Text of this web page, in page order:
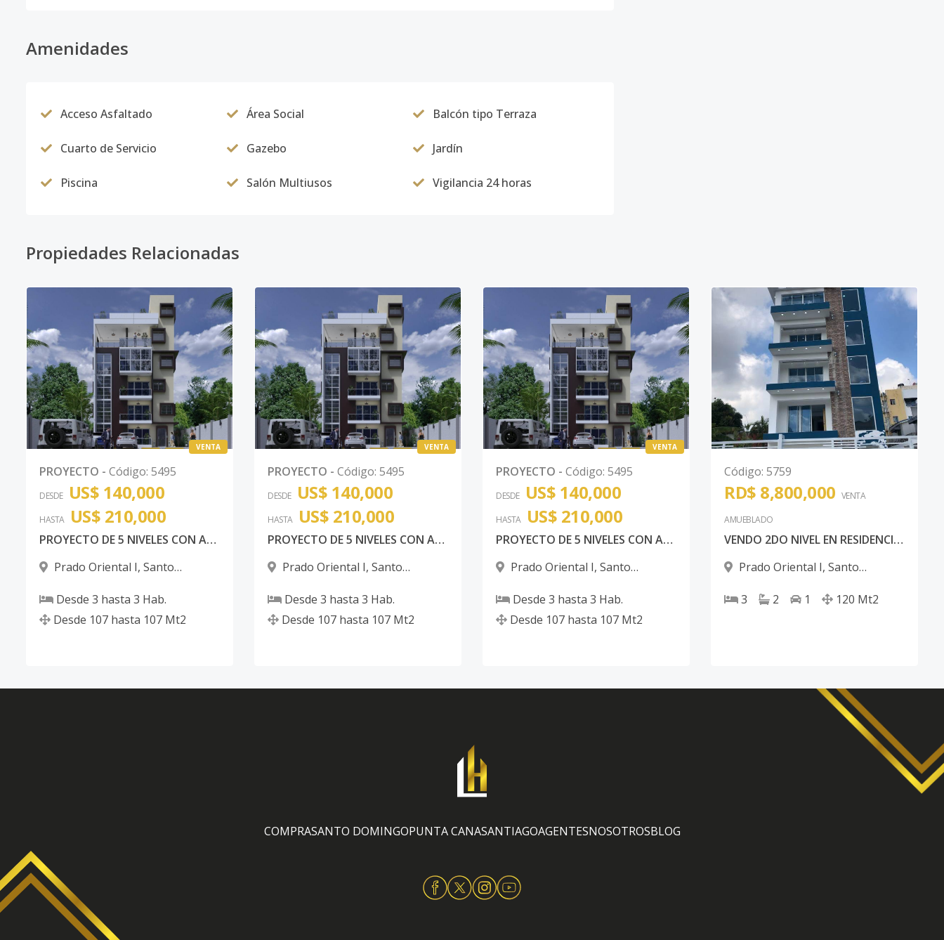
Amenidades
Acceso Asfaltado Área Social Balcón tipo Terraza
Cuarto de Servicio Gazebo Jardín
Piscina Salón Multiusos Vigilancia 24 horas
Propiedades Relacionadas
VENTA
PROYECTO - Código: 5495
DESDE US$ 140,000
HASTA US$ 210,000
PROYECTO DE 5 NIVELES CON AREA SOCIAL EN 6T0 NIVEL AMUEBLADA CON 2 PARQUEOS POR APARTAMETOS
Prado Oriental I, Santo
Desde 3 hasta 3 Hab.
Desde 107 hasta 107 Mt2
VENTA
PROYECTO - Código: 5495
DESDE US$ 140,000
HASTA US$ 210,000
PROYECTO DE 5 NIVELES CON AREA SOCIAL EN 6T0 NIVEL AMUEBLADA CON 2 PARQUEOS POR APARTAMETOS
Prado Oriental I, Santo
Desde 3 hasta 3 Hab.
Desde 107 hasta 107 Mt2
VENTA
PROYECTO - Código: 5495
DESDE US$ 140,000
HASTA US$ 210,000
PROYECTO DE 5 NIVELES CON AREA SOCIAL EN 6T0 NIVEL AMUEBLADA CON 2 PARQUEOS POR APARTAMETOS
Prado Oriental I, Santo
Desde 3 hasta 3 Hab.
Desde 107 hasta 107 Mt2
Código: 5759
RD$ 8,800,000 VENTA
AMUEBLADO
VENDO 2DO NIVEL EN RESIDENCIAL EXCLUSIVO DE 4 NIVELS
Prado Oriental I, Santo
3
2 1 120 Mt2
COMPRASANTO DOMINGOPUNTA CANASANTIAGOAGENTESNOSOTROSBLOG